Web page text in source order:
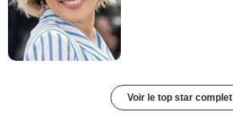
Voir le top star complet